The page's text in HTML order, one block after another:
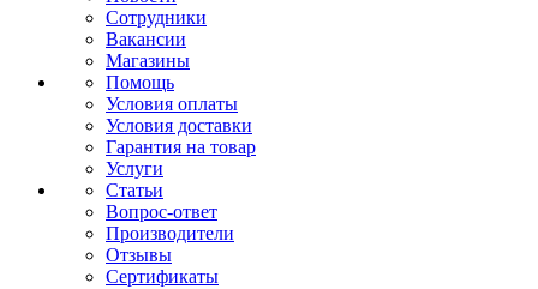
Сотрудники
Вакансии
Магазины
Помощь
Условия оплаты
Условия доставки
Гарантия на товар
Услуги
Статьи
Вопрос-ответ
Производители
Отзывы
Сертификаты